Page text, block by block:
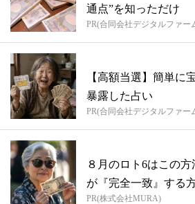
通点”を知っただけ
PR(合同会社デジタルファー
【高額当選】簡単に
暴露した占い
PR(合同会社デジタルファー
８月のロト6はこの
が『完全一致』する
PR(株式会社MURA)